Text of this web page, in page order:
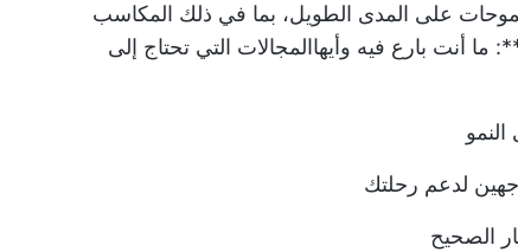
على المدى الطويل، بما في ذلك المكاسب
ما أنت بارع فيه وأيهاالمجالات التي تحتاج إلى
لدعم رحلتك
الصحيح